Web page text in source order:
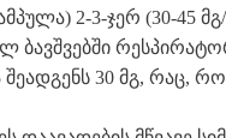
2-3-ჯერ (30-45
ბავშვებში
30 მგ, რაც,